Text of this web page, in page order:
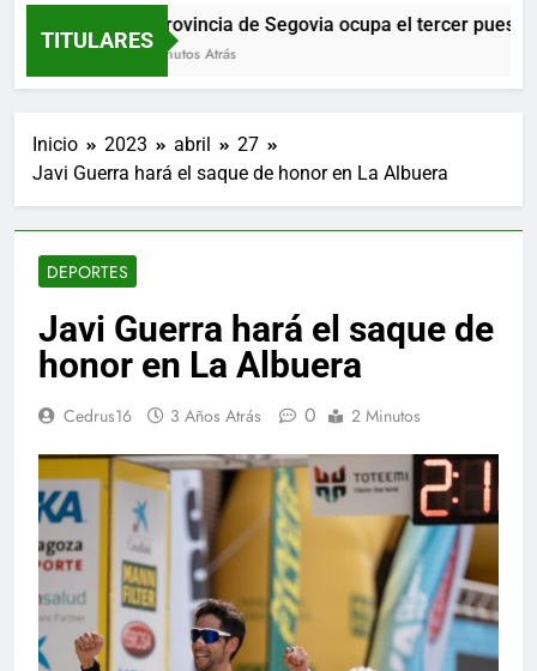
TITULARES
La provincia de Segovia ocupa el tercer puesto
28 Minutos Atrás
Inicio 2023 abril
27
Javi Guerra hará el saque de honor en La Albuera
DEPORTES
Javi Guerra hará el saque de
honor en La Albuera
Cedrus16 3 Años Atrás 0 2 Minutos